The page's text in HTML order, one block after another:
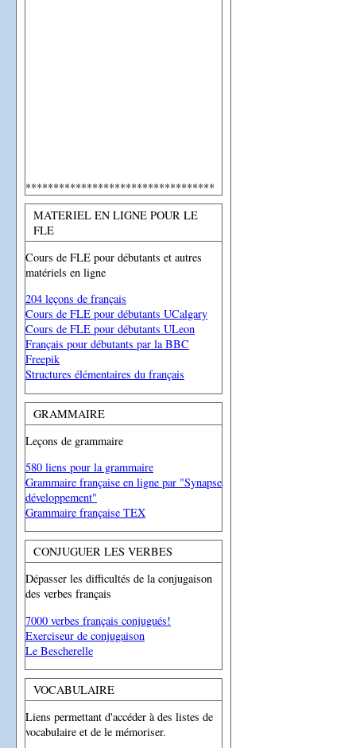
**********************************
MATERIEL EN LIGNE POUR LE
FLE
Cours de FLE pour débutants et autres
matériels en ligne
204 leçons de français
Cours de FLE pour débutants UCalgary
Cours de FLE pour débutants ULeon
Français pour débutants par la BBC
Freepik
Structures élémentaires du français
GRAMMAIRE
Leçons de grammaire
580 liens pour la grammaire
Grammaire française en ligne par "Synapse
développement"
Grammaire française TEX
CONJUGUER LES VERBES
Dépasser les difficultés de la conjugaison
des verbes français
7000 verbes français conjugués!
Exerciseur de conjugaison
Le Bescherelle
VOCABULAIRE
Liens permettant d'accéder à des listes de
vocabulaire et de le mémoriser.